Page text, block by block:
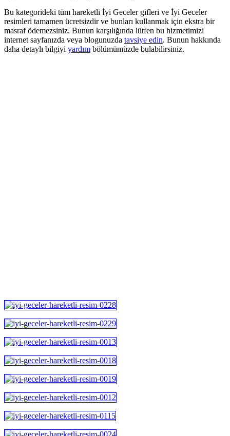
Bu kategorideki tüm hareketli İyi Geceler gifleri ve İyi Geceler
resimleri tamamen ücretsizdir ve bunları kullanmak için ekstra bir
masraf ödemezsiniz. Bunun karşılığında lütfen bu hizmetimizi
internet sayfanızda veya blogunuzda tavsiye edin. Bunun hakkında
daha detaylı bilgiyi yardım bölümümüzde bulabilirsiniz.